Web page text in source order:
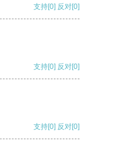
支持[0] 反对[0]
支持[0] 反对[0]
支持[0] 反对[0]